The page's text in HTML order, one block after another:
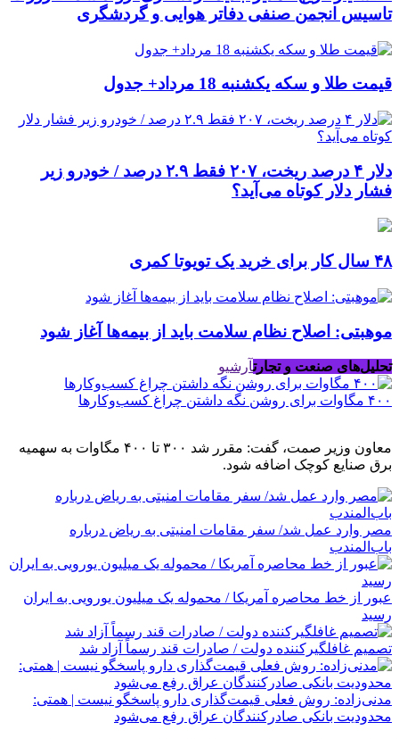
تاسیس انجمن صنفی دفاتر هوایی و گردشگری
قیمت طلا و سکه یکشنبه 18 مرداد+ جدول
دلار ۴ درصد ریخت، ۲۰۷ فقط ۲.۹ درصد / خودرو زیر
فشار دلار کوتاه می‌آید؟
۴۸ سال کار برای خرید یک تویوتا کمری
موهبتی: اصلاح نظام سلامت باید از بیمه‌ها آغاز شود
تحلیل‌های صنعت و تجارتآرشیو
۴۰۰ مگاوات برای روشن نگه داشتن چراغ کسب‌وکار‌ها
معاون وزیر صمت، گفت: مقرر شد ۳۰۰ تا ۴۰۰ مگاوات به سهمیه
برق صنایع کوچک اضافه شود.
مصر وارد عمل شد/ سفر مقامات امنیتی به ریاض درباره
باب‌المندب
عبور از خط محاصره آمریکا / محموله یک میلیون یورویی به ایران
رسید
تصمیم غافلگیرکننده دولت / صادرات قند رسماً آزاد شد
مدنی‌زاده: روش فعلی قیمت‌گذاری دارو پاسخگو نیست | همتی:
محدودیت بانکی صادرکنندگان عراق رفع می‌شود